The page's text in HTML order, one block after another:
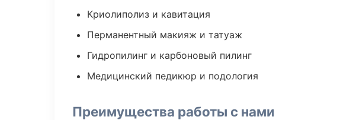
Криолиполиз и кавитация
Перманентный макияж и татуаж
Гидропилинг и карбоновый пилинг
Медицинский педикюр и подология
Преимущества работы с нами